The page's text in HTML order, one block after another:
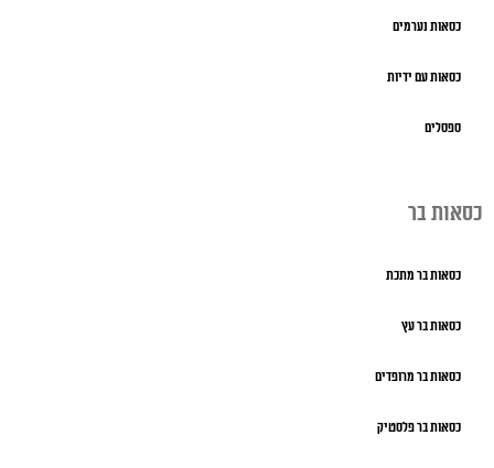
כסאות נערמים
כסאות עם ידיות
ספסלים
כסאות בר
כסאות בר מתכת
כסאות בר עץ
כסאות בר מרופדים
כסאות בר פלסטיק